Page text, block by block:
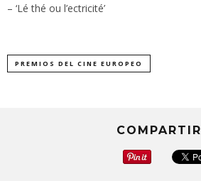
– ‘Lé thé ou l’ectricité’
PREMIOS DEL CINE EUROPEO
COMPARTIR